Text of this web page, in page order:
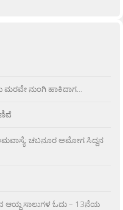
ನುಂಗಿ ಹಾಕಿದಾಗ…
ಚಬನೂರ ಅಮೋಗ ಸಿದ್ದನ
ಆಯ್ದ ಸಾಲುಗಳ ಓದು – 13ನೆಯ